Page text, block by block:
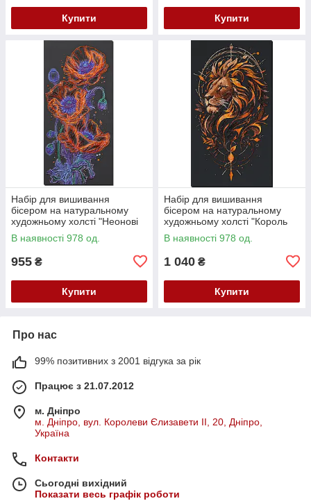
Купити Купити
Набір для вишивання
бісером на натуральному
художньому холсті "Неонові
маки" Абрис Арт AB-982
В наявності 978 од.
955 ₴
Купити
Набір для вишивання
бісером на натуральному
художньому холсті "Король
звірів" Абрис Арт AB-983
В наявності 978 од.
1 040 ₴
Купити
Про нас
99% позитивних з 2001 відгука за рік
Працює з 21.07.2012
м. Дніпро
м. Дніпро, вул. Королеви Єлизавети ІІ, 20, Дніпро,
Україна
Контакти
Сьогодні вихідний
Показати весь графік роботи